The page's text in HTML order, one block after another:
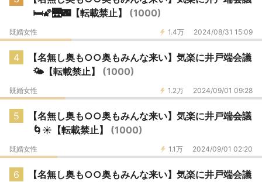
🛏️🌠🌉🌃【転載禁止】 (1000)
1.4万 2024/08/31 15:09
既婚女性
4
【名無し奥も○○奥もみんな来い】気楽に井戸端会議
🌤️【転載禁止】 (1000)
1.2万 2024/09/01 09:28
既婚女性
5
【名無し奥も○○奥もみんな来い】気楽に井戸端会議
🌀☀【転載禁止】 (1000)
1.1万 2024/09/01 02:20
既婚女性
6
【名無し奥も○○奥もみんな来い】気楽に井戸端会議